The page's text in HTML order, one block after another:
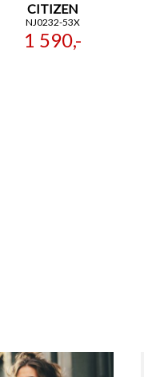
CITIZEN
NJ0232-53X
1 590,-